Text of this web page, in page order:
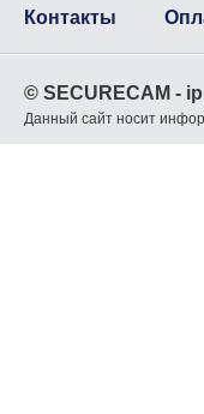
Контакты
© SECURECAM -
Данный сайт носит